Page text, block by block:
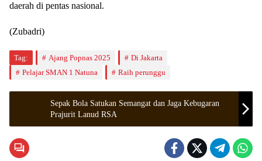
daerah di pentas nasional.
(Zubadri)
Tag: Ajang Popnas 2025
Di Jakarta
Pelajar SMAN 1 Natuna
Raih perunggu
Sepak Bola Satukan Semangat dan Jaga Kebugaran
Prajurit Lanud RSA